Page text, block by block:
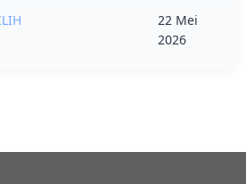
22 Mei
2026